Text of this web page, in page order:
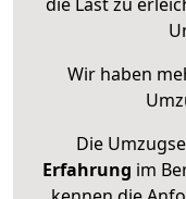
Wir haben
Die
Erfahrung im